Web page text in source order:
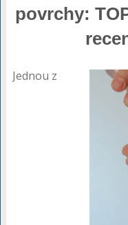
povrchy:
Jednou z